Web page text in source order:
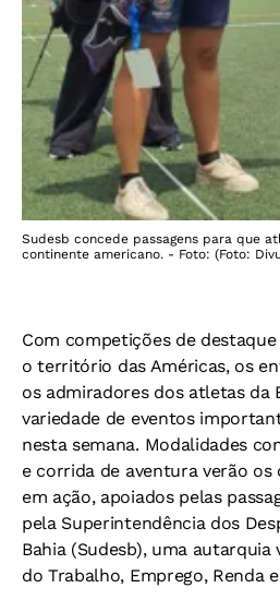
Sudesb concede passagens para que
continente americano. - Foto: (Foto:
Com competições de
o território das Américas, os
os admiradores dos atletas da
variedade de eventos
nesta semana. Modalidades
e corrida de aventura verão
em ação, apoiados pelas
pela Superintendência dos
Bahia (Sudesb), uma
do Trabalho, Emprego, Renda